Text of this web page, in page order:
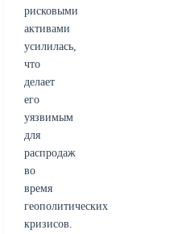
рисковыми
активами
усилилась,
что
делает
его
уязвимым
для
распродаж
во
время
геополитических
кризисов.